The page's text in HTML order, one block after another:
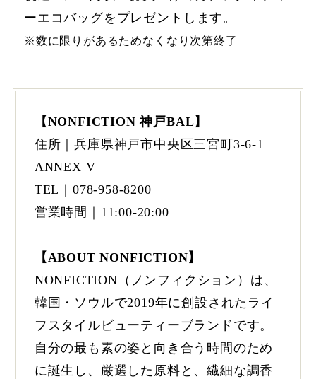
ーエコバッグをプレゼントします。
※数に限りがあるためなくなり次第終了
【NONFICTION 神戸BAL】
住所｜兵庫県神戸市中央区三宮町3-6-1
ANNEX V
TEL｜078-958-8200
営業時間｜11:00-20:00
【ABOUT NONFICTION】
NONFICTION（ノンフィクション）は、
韓国・ソウルで2019年に創設されたライ
フスタイルビューティーブランドです。
自分の最も素の姿と向き合う時間のため
に誕生し、厳選した原料と、繊細な調香